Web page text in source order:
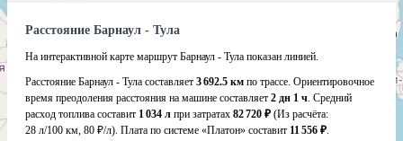
Расстояние Барнаул - Тула
На интерактивной карте маршрут Барнаул - Тула показан линией.
Расстояние Барнаул - Тула составляет 3 692.5 км по трассе. Ориентировочное
время преодоления расстояния на машине составляет 2 дн 1 ч. Средний
расход топлива составит 1 034 л при затратах 82 720 ₽ (Из расчёта:
28 л/100 км, 80 ₽/л). Плата по системе «Платон» составит 11 556 ₽.